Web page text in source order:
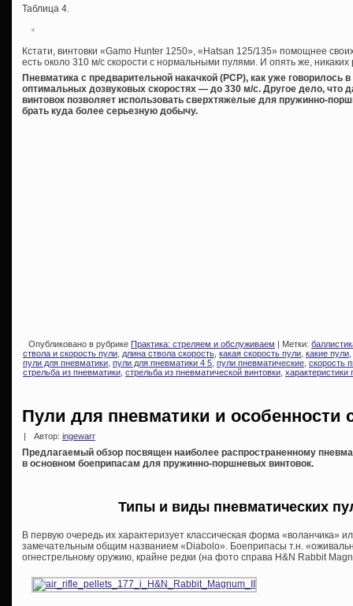
Таблица 4.
Кстати, винтовки «Gamo Hunter 1250», «Hatsan 125/135» помощнее
есть около 310 м/с скорости с нормальными пулями. И опять же,
Пневматика с предварительной накачкой (PCP), как уже говорилось
оптимальных дозвуковых скоростях — до 330 м/с. Другое дело, что
винтовок позволяет использовать сверхтяжелые для пружинно-
брать куда более серьезную добычу.
Опубликовано в рубрике Практика: стреляем и обслуживаем | Метки:
ствола и скорость пули, длина ствола скорость, какая скорость пули, какие пули,
пули для пневматики, пули для пневматики 4 5, пули пневматические, скорость
стрельба из пневматики, стрельба из пневматической винтовки, характеристики
Пули для пневматики и особенности
Автор: ingewarr
Предлагаемый обзор посвящен наиболее распространенному
в основном боеприпасам для пружинно-поршневых винтовок.
Типы и виды пневматических
В первую очередь их характеризует классическая форма «воланчика»
замечательным общим названием «Diabolo». Боеприпасы т.н.
огнестрельному оружию, крайне редки (на фото справа H&N Rabbit